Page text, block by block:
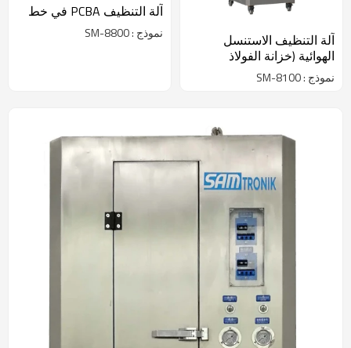
آلة التنظيف الاستنسل
الهوائية (خزانة الفولاذ
المقاوم للصدأ)
نموذج : SM-8100
آلة التنظيف PCBA في خط
نموذج : SM-8800